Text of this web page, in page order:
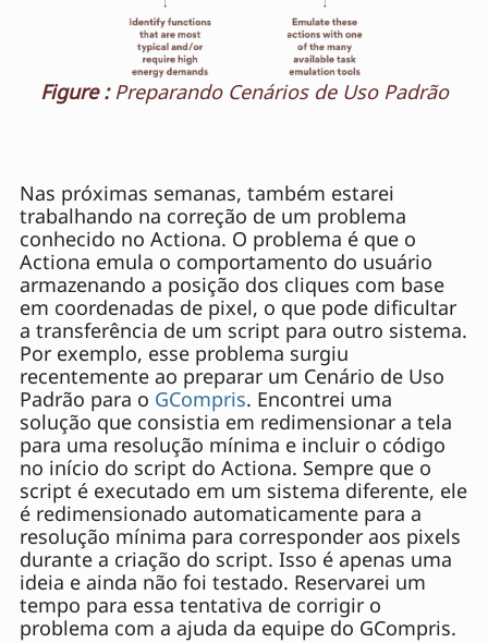
Figure :Preparando Cenários de Uso Padrão
Nas próximas semanas, também estarei
trabalhando na correção de um problema
conhecido no Actiona. O problema é que o
Actiona emula o comportamento do usuário
armazenando a posição dos cliques com base
em coordenadas de pixel, o que pode dificultar
a transferência de um script para outro sistema.
Por exemplo, esse problema surgiu
recentemente ao preparar um Cenário de Uso
Padrão para o GCompris. Encontrei uma
solução que consistia em redimensionar a tela
para uma resolução mínima e incluir o código
no início do script do Actiona. Sempre que o
script é executado em um sistema diferente, ele
é redimensionado automaticamente para a
resolução mínima para corresponder aos pixels
durante a criação do script. Isso é apenas uma
ideia e ainda não foi testado. Reservarei um
tempo para essa tentativa de corrigir o
problema com a ajuda da equipe do GCompris.